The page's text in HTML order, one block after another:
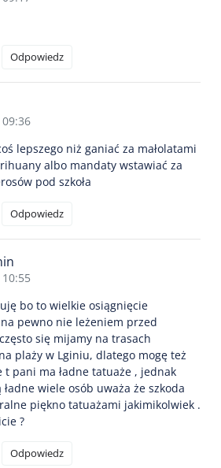
Odpowiedz
lepszego niż ganiać za małolatami
albo mandaty wstawiać za
pod szkoła
Odpowiedz
bo to wielkie osiągnięcie
pewno nie leżeniem przed
się mijamy na trasach
plaży w Lginiu, dlatego mogę też
t pani ma ładne tatuaże , jednak
wiele osób uważa że szkoda
piękno tatuażami jakimikolwiek .
?
Odpowiedz